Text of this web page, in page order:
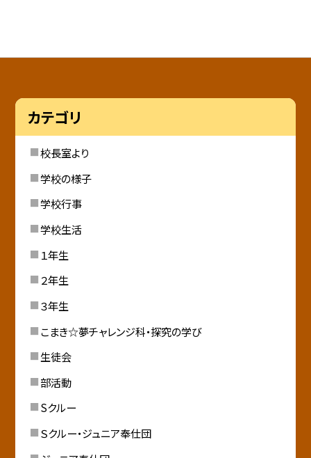
カテゴリ
校長室より
学校の様子
学校行事
学校生活
１年生
２年生
３年生
こまき☆夢チャレンジ科・探究の学び
生徒会
部活動
Sクルー
Ｓクルー・ジュニア奉仕団